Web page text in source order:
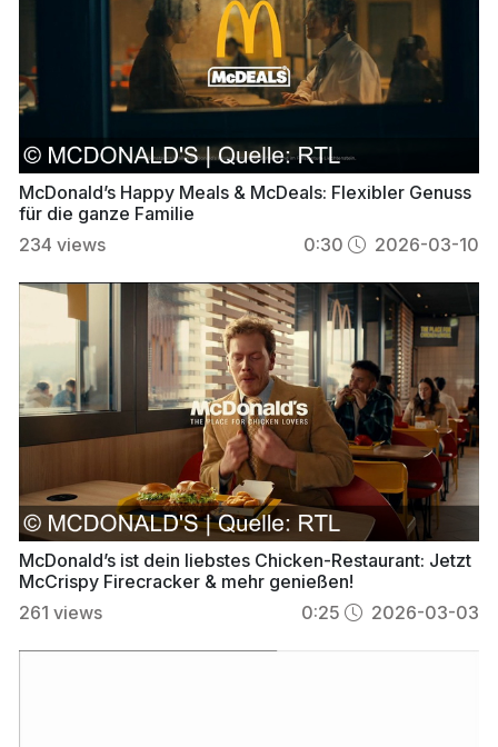
McDonald’s Happy Meals & McDeals: Flexibler Genuss
für die ganze Familie
234 views 0:30 2026-03-10
McDonald’s ist dein liebstes Chicken-Restaurant: Jetzt
McCrispy Firecracker & mehr genießen!
261 views 0:25 2026-03-03